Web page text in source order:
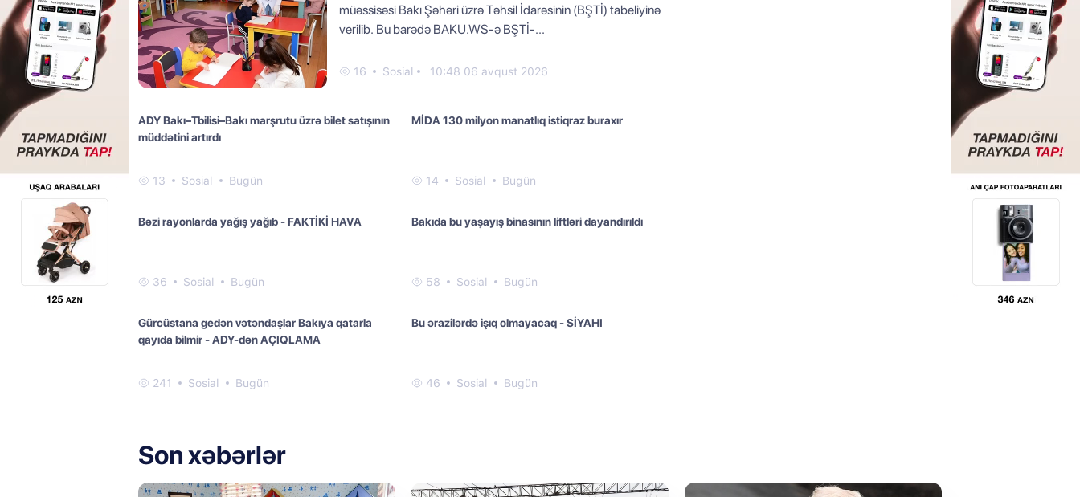
müəssisəsi Bakı Şəhəri üzrə Təhsil İdarəsinin (BŞTİ) tabeliyinə
verilib. Bu barədə BAKU.WS-ə BŞTİ-...
16 Sosial 10:48 06 avqust 2026
ADY Bakı–Tbilisi–Bakı marşrutu üzrə bilet satışının
müddətini artırdı
13 Sosial Bugün
MİDA 130 milyon manatlıq istiqraz buraxır
14 Sosial Bugün
Bəzi rayonlarda yağış yağıb - FAKTİKİ HAVA
36 Sosial Bugün
Bakıda bu yaşayış binasının liftləri dayandırıldı
58 Sosial Bugün
Gürcüstana gedən vətəndaşlar Bakıya qatarla
qayıda bilmir - ADY-dən AÇIQLAMA
241 Sosial Bugün
Bu ərazilərdə işıq olmayacaq - SİYAHI
46 Sosial Bugün
Son xəbərlər